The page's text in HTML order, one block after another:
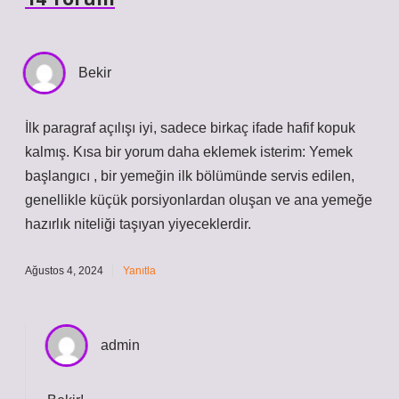
Bekir
İlk paragraf açılışı iyi, sadece birkaç ifade hafif kopuk
kalmış. Kısa bir yorum daha eklemek isterim: Yemek
başlangıcı , bir yemeğin ilk bölümünde servis edilen,
genellikle küçük porsiyonlardan oluşan ve ana yemeğe
hazırlık niteliği taşıyan yiyeceklerdir.
Ağustos 4, 2024 Yanıtla
admin